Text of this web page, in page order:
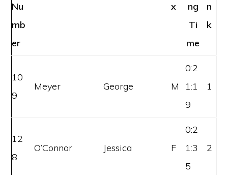
Nu
mb
er
x
ng
Ti
me
n
k
10
9
Meyer George M
0:2
1:1
9
1
12
8
O’Connor Jessica F
0:2
1:3
5
2